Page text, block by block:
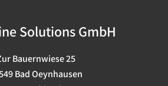
Solutions GmbH
Bauernwiese 25
Bad Oeynhausen